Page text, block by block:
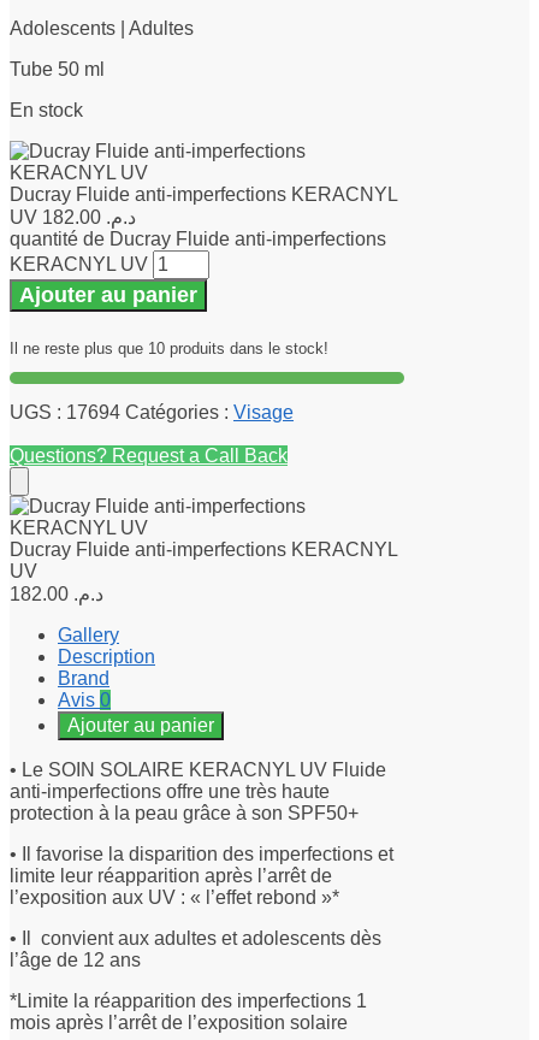
Adolescents | Adultes
Tube 50 ml
En stock
Ducray Fluide anti-imperfections KERACNYL
UV
د.م.
quantité de Ducray Fluide anti-imperfections
KERACNYL UV
Ajouter au panier
Il ne reste plus que 10 produits dans le stock!
UGS : 17694 Catégories : Visage
Questions? Request a Call Back
Ducray Fluide anti-imperfections KERACNYL
UV
د.م.
Gallery
Description
Brand
Avis 0
Ajouter au panier
• Le SOIN SOLAIRE KERACNYL UV Fluide
anti-imperfections offre une très haute
protection à la peau grâce à son SPF50+
• Il favorise la disparition des imperfections et
limite leur réapparition après l’arrêt de
l’exposition aux UV : « l’effet rebond »*
• Il convient aux adultes et adolescents dès
l’âge de 12 ans
*Limite la réapparition des imperfections 1
mois après l’arrêt de l’exposition solaire